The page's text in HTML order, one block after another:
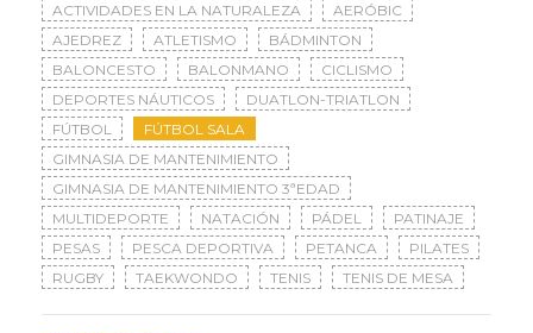
ACTIVIDADES EN LA NATURALEZA
AERÓBIC
AJEDREZ
ATLETISMO
BÁDMINTON
BALONCESTO
BALONMANO
CICLISMO
DEPORTES NÁUTICOS
DUATLON-TRIATLON
FÚTBOL
FÚTBOL SALA
GIMNASIA DE MANTENIMIENTO
GIMNASIA DE MANTENIMIENTO 3ªEDAD
MULTIDEPORTE
NATACIÓN PÁDEL
PATINAJE
PESAS
PESCA DEPORTIVA PETANCA
PILATES
RUGBY
TAEKWONDO TENIS TENIS DE MESA